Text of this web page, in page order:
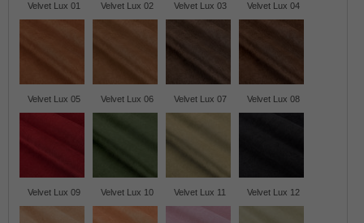
Velvet Lux 01 Velvet Lux 02 Velvet Lux 03 Velvet Lux 04
Velvet Lux 05 Velvet Lux 06 Velvet Lux 07 Velvet Lux 08
Velvet Lux 09 Velvet Lux 10 Velvet Lux 11 Velvet Lux 12